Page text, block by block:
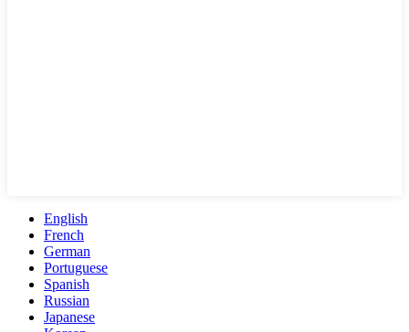
English
French
German
Portuguese
Spanish
Russian
Japanese